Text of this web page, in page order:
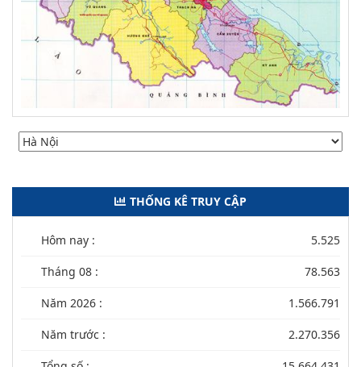
THỐNG KÊ TRUY CẬP
Hôm nay : 5.525
Tháng 08 : 78.563
Năm 2026 : 1.566.791
Năm trước : 2.270.356